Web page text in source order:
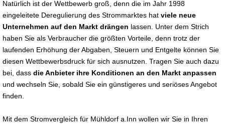
Natürlich ist der Wettbewerb groß, denn die im Jahr 1998
eingeleitete Deregulierung des Strommarktes hat viele neue
Unternehmen auf den Markt drängen lassen. Unter dem Strich
haben Sie als Verbraucher die größten Vorteile, denn trotz der
laufenden Erhöhung der Abgaben, Steuern und Entgelte können Sie
diesen Wettbewerbsdruck für sich ausnutzen. Tragen Sie auch dazu
bei, dass die Anbieter ihre Konditionen an den Markt anpassen
und wechseln Sie, sobald Sie ein günstigeres und seriöses Angebot
finden.
Mit dem Stromvergleich für Mühldorf a.Inn wollen wir Sie in Ihren